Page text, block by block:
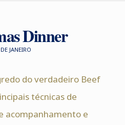
Dinner
JANEIRO
do verdadeiro Beef
técnicas de
acompanhamento e